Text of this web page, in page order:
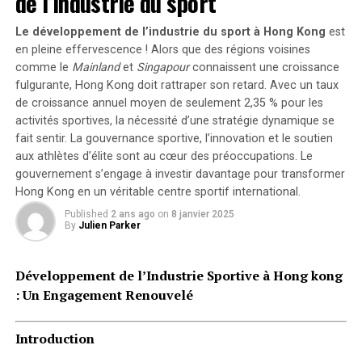
Commissions d’Affiliation : Un Modèle Gagnant
Les commissions sont attribuées sur chaque vente
réalisée via le lien d’affiliation, et non seulement sur la
première ou les premières ventes, conformément aux
normes du secteur. Les affiliés peuvent bénéficier de
commissions qui augmentent en fonction du volume,
atteignant jusqu’à 20 % sur chaque défi vendu.
Cette approche permet aux affiliés de se concentrer sur
un seul produit, renforçant ainsi leur confiance envers
la marque qui les récompense de manière continue. Cela
élimine également le temps perdu à changer de marque,
plus perçu comme un simple vendeur.
performants est une stratégie commerciale judicieuse.
Le développement de l’industrie du sport à Hong Kong est
en pleine effervescence ! Alors que des régions voisines
comme le Mainlandet Singapourconnaissent une croissance
fulgurante, Hong Kong doit rattraper son retard. Avec un taux
de croissance annuel moyen de seulement 2,35 % pour les
activités sportives, la nécessité d’une stratégie dynamique se
fait sentir. La gouvernance sportive, l’innovation et le soutien
aux athlètes d’élite sont au cœur des préoccupations. Le
gouvernement s’engage à investir davantage pour transformer
Hong Kong en un véritable centre sportif international.
Published 2 ans ago on 8 janvier 2025
By Julien Parker
Développement de l’Industrie Sportive à Hong kong
: Un Engagement Renouvelé
Introduction